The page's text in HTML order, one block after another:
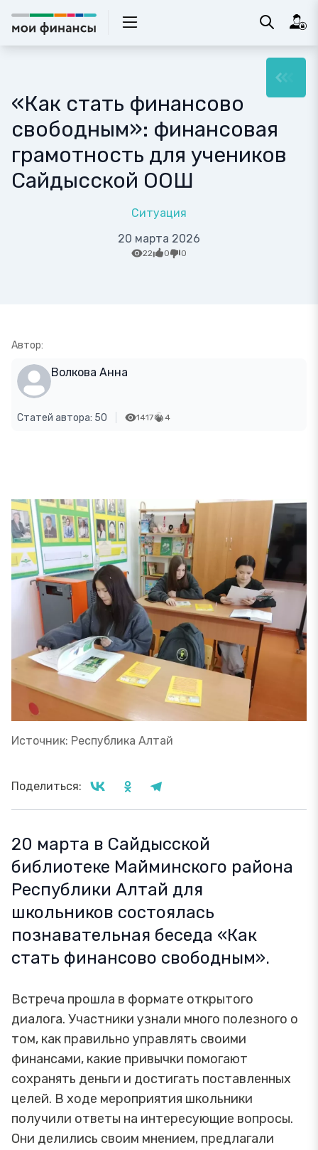
«Как стать финансово
свободным»: финансовая
грамотность для учеников
Сайдысской ООШ
Ситуация
20 марта 2026
22 0 0
Автор:
Волкова Анна
Статей автора: 50 1417 4
Источник: Республика Алтай
Поделиться:
20 марта в Сайдысской
библиотеке Майминского района
Республики Алтай для
школьников состоялась
познавательная беседа «Как
стать финансово свободным».
Встреча прошла в формате открытого
диалога. Участники узнали много полезного о
том, как правильно управлять своими
финансами, какие привычки помогают
сохранять деньги и достигать поставленных
целей. В ходе мероприятия школьники
получили ответы на интересующие вопросы.
Они делились своим мнением, предлагали